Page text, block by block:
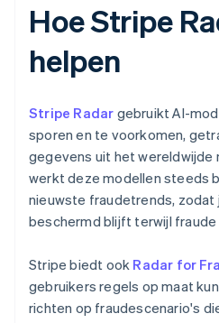
Hoe Stripe
helpen
Stripe Radar gebruikt AI-
sporen en te voorkomen,
gegevens uit het wereldwijde
werkt deze modellen steeds
nieuwste fraudetrends, zodat
beschermd blijft terwijl
Stripe biedt ook Radar for
gebruikers regels op maat
richten op fraudescenario's